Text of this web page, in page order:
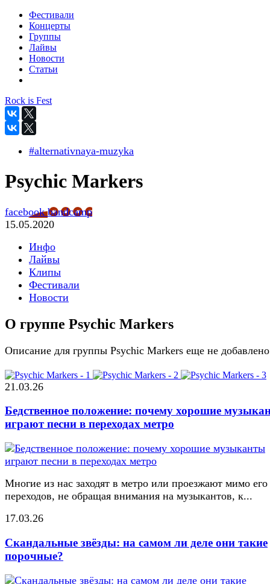
Фестивали
Концерты
Группы
Лайвы
Новости
Статьи
Rock is Fest
#alternativnaya-muzyka
Psychic Markers
facebookbandcamp
15.05.2020
Инфо
Лайвы
Клипы
Фестивали
Новости
О группе Psychic Markers
Описание для группы Psychic Markers еще не добавлено
21.03.26
Бедственное положение: почему хорошие
играют песни в переходах метро
Многие из нас заходят в метро или проезжают мимо его
переходов, не обращая внимания на музыкантов, к...
17.03.26
Скандальные звёзды: на самом ли деле они такие
порочные?